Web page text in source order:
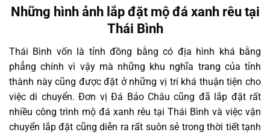
Những hình ảnh lắp đặt mộ đá xanh rêu tại
Thái Bình
Thái Bình vốn là tỉnh đồng bằng có địa hình khá bằng
phẳng chính vì vậy mà những khu nghĩa trang của tỉnh
thành này cũng được đặt ở những vị trí khá thuận tiện cho
việc di chuyển. Đơn vị Đá Bảo Châu cũng đã lắp đặt rất
nhiều công trình mộ đá xanh rêu tại Thái Bình và việc vận
chuyển lắp đặt cũng diễn ra rất suôn sẻ trong thời tiết tạnh